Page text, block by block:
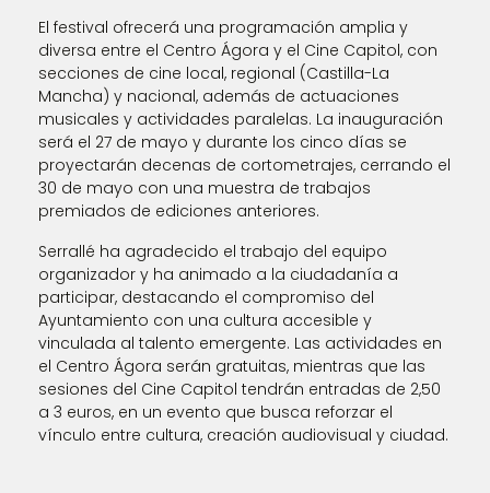
El festival ofrecerá una programación amplia y
diversa entre el Centro Ágora y el Cine Capitol, con
secciones de cine local, regional (Castilla-La
Mancha) y nacional, además de actuaciones
musicales y actividades paralelas. La inauguración
será el 27 de mayo y durante los cinco días se
proyectarán decenas de cortometrajes, cerrando el
30 de mayo con una muestra de trabajos
premiados de ediciones anteriores.
Serrallé ha agradecido el trabajo del equipo
organizador y ha animado a la ciudadanía a
participar, destacando el compromiso del
Ayuntamiento con una cultura accesible y
vinculada al talento emergente. Las actividades en
el Centro Ágora serán gratuitas, mientras que las
sesiones del Cine Capitol tendrán entradas de 2,50
a 3 euros, en un evento que busca reforzar el
vínculo entre cultura, creación audiovisual y ciudad.